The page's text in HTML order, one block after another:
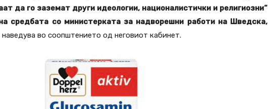
да го заземат други идеологии, националистички и религиозни“
средбата со министерката за надворешни работи на Шведска,
наведува во соопштението од неговиот кабинет.